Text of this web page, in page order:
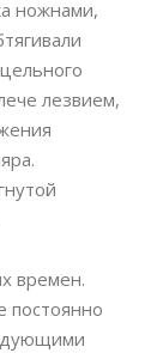
ножнами,
лезвием,
времен.
постоянно